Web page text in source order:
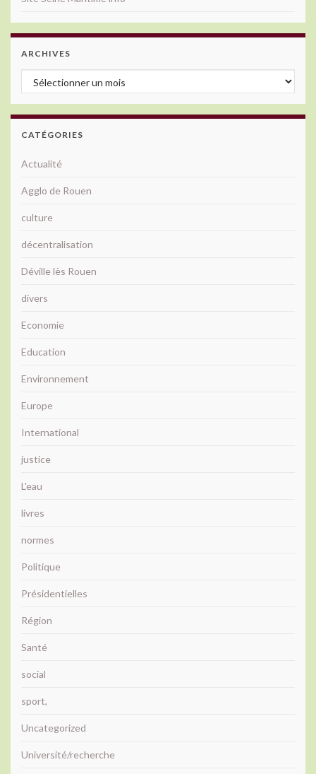
ARCHIVES
Archives
CATÉGORIES
Actualité
Agglo de Rouen
culture
décentralisation
Déville lès Rouen
divers
Economie
Education
Environnement
Europe
International
justice
L'eau
livres
normes
Politique
Présidentielles
Région
Santé
social
sport,
Uncategorized
Université/recherche